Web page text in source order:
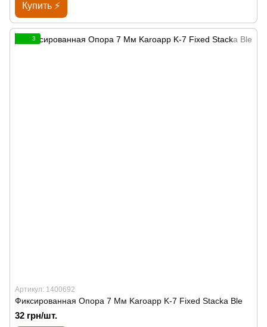
Купить ⚡
3
Артикул: 1400692
Фиксированная Опора 7 Мм Karoapp K-7 Fixed Stacka Ble
32 грн/шт.